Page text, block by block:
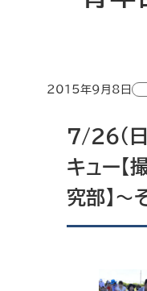
2015年9月8日
7/26（日
キュー【
究部】